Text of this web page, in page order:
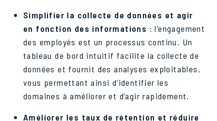
Simplifier la collecte de données et agir
en fonction des informations : l’engagement
des employés est un processus continu. Un
tableau de bord intuitif facilite la collecte de
données et fournit des analyses exploitables,
vous permettant ainsi d’identifier les
domaines à améliorer et d’agir rapidement.
Améliorer les taux de rétention et réduire